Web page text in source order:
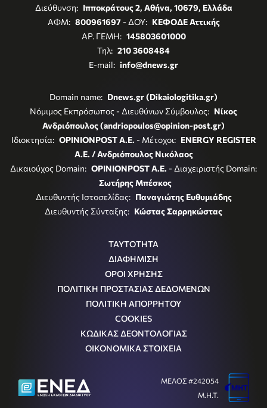
Διεύθυνση: Ιπποκράτους 2, Αθήνα, 10679, Ελλάδα
ΑΦΜ: 800961697- ΔΟΥ: ΚΕΦΟΔΕ Αττικής
ΑΡ. ΓΕΜΗ: 145803601000
Τηλ: 210 3608484
E-mail: info@dnews.gr
Domain name: Dnews.gr (Dikaiologitika.gr)
Νόμιμος Εκπρόσωπος - Διευθύνων Σύμβουλος: Νίκος
Ανδριόπουλος (andriopoulos@opinion-post.gr)
Ιδιοκτησία: OPINIONPOST A.E. - Μέτοχοι: ENERGY REGISTER
Α.Ε. / Ανδριόπουλος Νικόλαος
Δικαιούχος Domain: OPINIONPOST A.E. - Διαχειριστής Domain:
Σωτήρης Μπέσκος
Διευθυντής Ιστοσελίδας: Παναγιώτης Ευθυμιάδης
Διευθυντής Σύνταξης: Κώστας Σαρρηκώστας
ΤΑΥΤΟΤΗΤΑ
ΔΙΑΦΗΜΙΣΗ
ΟΡΟΙ ΧΡΗΣΗΣ
ΠΟΛΙΤΙΚΗ ΠΡΟΣΤΑΣΙΑΣ ΔΕΔΟΜΕΝΩΝ
ΠΟΛΙΤΙΚΗ ΑΠΟΡΡΗΤΟΥ
COOKIES
ΚΩΔΙΚΑΣ ΔΕΟΝΤΟΛΟΓΙΑΣ
ΟΙΚΟΝΟΜΙΚΑ ΣΤΟΙΧΕΙΑ
ΜΕΛΟΣ #242054
Μ.Η.Τ.